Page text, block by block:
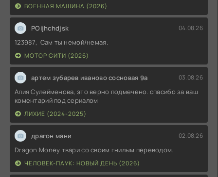
ВОЕННАЯ МАШИНА (2026)
POijhchdjsk 04.08.26
123987, Сам ты немой/немая.
МОТОР СИТИ (2026)
артем зубарев иваново сосновая 9а 03.08.26
Алия Сулейменова, это верно подмечено. спасибо за ваш
коментарий под сериалом
ЛИХИЕ (2024-2025)
драгон мани 02.08.26
Dragon Money твари со своим гнилым переводом.
ЧЕЛОВЕК-ПАУК: НОВЫЙ ДЕНЬ (2026)